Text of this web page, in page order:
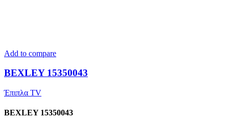
Add to compare
BEXLEY 15350043
Έπιπλα TV
BEXLEY 15350043